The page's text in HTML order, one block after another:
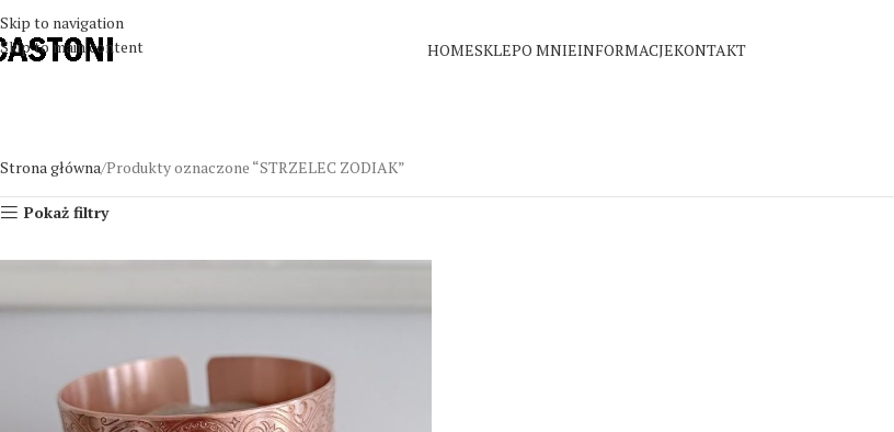
Skip to navigation
Skip to main content
HOMESKLEPO MNIEINFORMACJEKONTAKT
Strona główna Produkty oznaczone “STRZELEC ZODIAK”
Pokaż filtry